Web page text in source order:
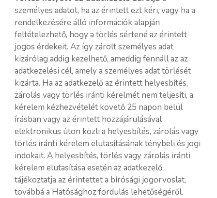
személyes adatot, ha az érintett ezt kéri, vagy ha a
rendelkezésére álló információk alapján
feltételezhető, hogy a törlés sértené az érintett
jogos érdekeit. Az így zárolt személyes adat
kizárólag addig kezelhető, ameddig fennáll az az
adatkezelési cél, amely a személyes adat törlését
kizárta. Ha az adatkezelő az érintett helyesbítés,
zárolás vagy törlés iránti kérelmét nem teljesíti, a
kérelem kézhezvételét követő 25 napon belül
írásban vagy az érintett hozzájárulásával
elektronikus úton közli a helyesbítés, zárolás vagy
törlés iránti kérelem elutasításának ténybeli és jogi
indokait. A helyesbítés, törlés vagy zárolás iránti
kérelem elutasítása esetén az adatkezelő
tájékoztatja az érintettet a bírósági jogorvoslat,
továbbá a Hatósághoz fordulás lehetőségéről.